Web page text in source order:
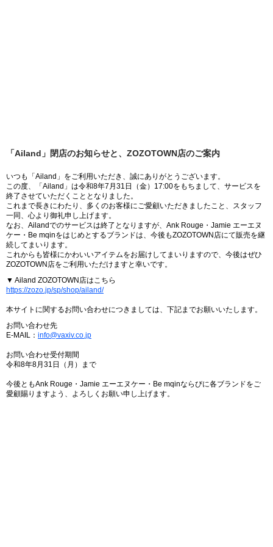
「Ailand」閉店のお知らせと、ZOZOTOWN店のご案内
いつも「Ailand」をご利用いただき、誠にありがとうございます。
この度、「Ailand」は令和8年7月31日（金）17:00をもちまして、サービスを
終了させていただくこととなりました。
これまで長きにわたり、多くのお客様にご愛顧いただきましたこと、スタッフ
一同、心より御礼申し上げます。
なお、Ailandでのサービスは終了となりますが、Ank Rouge・Jamie エーエヌ
ケー・Be mqinをはじめとするブランドは、今後もZOZOTOWN店にて販売を継
続してまいります。
これからも皆様にかわいいアイテムをお届けしてまいりますので、今後はぜひ
ZOZOTOWN店をご利用いただけますと幸いです。
▼ Ailand ZOZOTOWN店はこちら
https://zozo.jp/sp/shop/ailand/
本サイトに関するお問い合わせにつきましては、下記までお願いいたします。
お問い合わせ先
E-MAIL： info@vaxiv.co.jp
お問い合わせ受付期間
令和8年8月31日（月）まで
今後ともAnk Rouge・Jamie エーエヌケー・Be mqinならびに各ブランドをご
愛顧賜りますよう、よろしくお願い申し上げます。